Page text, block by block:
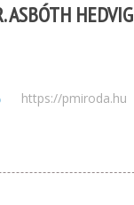
ASBÓTH HEDVIG
https://pmiroda.hu